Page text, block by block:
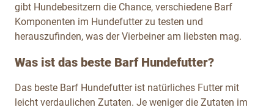
gibt Hundebesitzern die Chance, verschiedene Barf
Komponenten im Hundefutter zu testen und
herauszufinden, was der Vierbeiner am liebsten mag.
Was ist das beste Barf Hundefutter?
Das beste Barf Hundefutter ist natürliches Futter mit
leicht verdaulichen Zutaten. Je weniger die Zutaten im